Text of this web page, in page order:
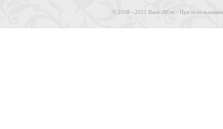
© 2008 - 2021 Bank-RF.ru - При